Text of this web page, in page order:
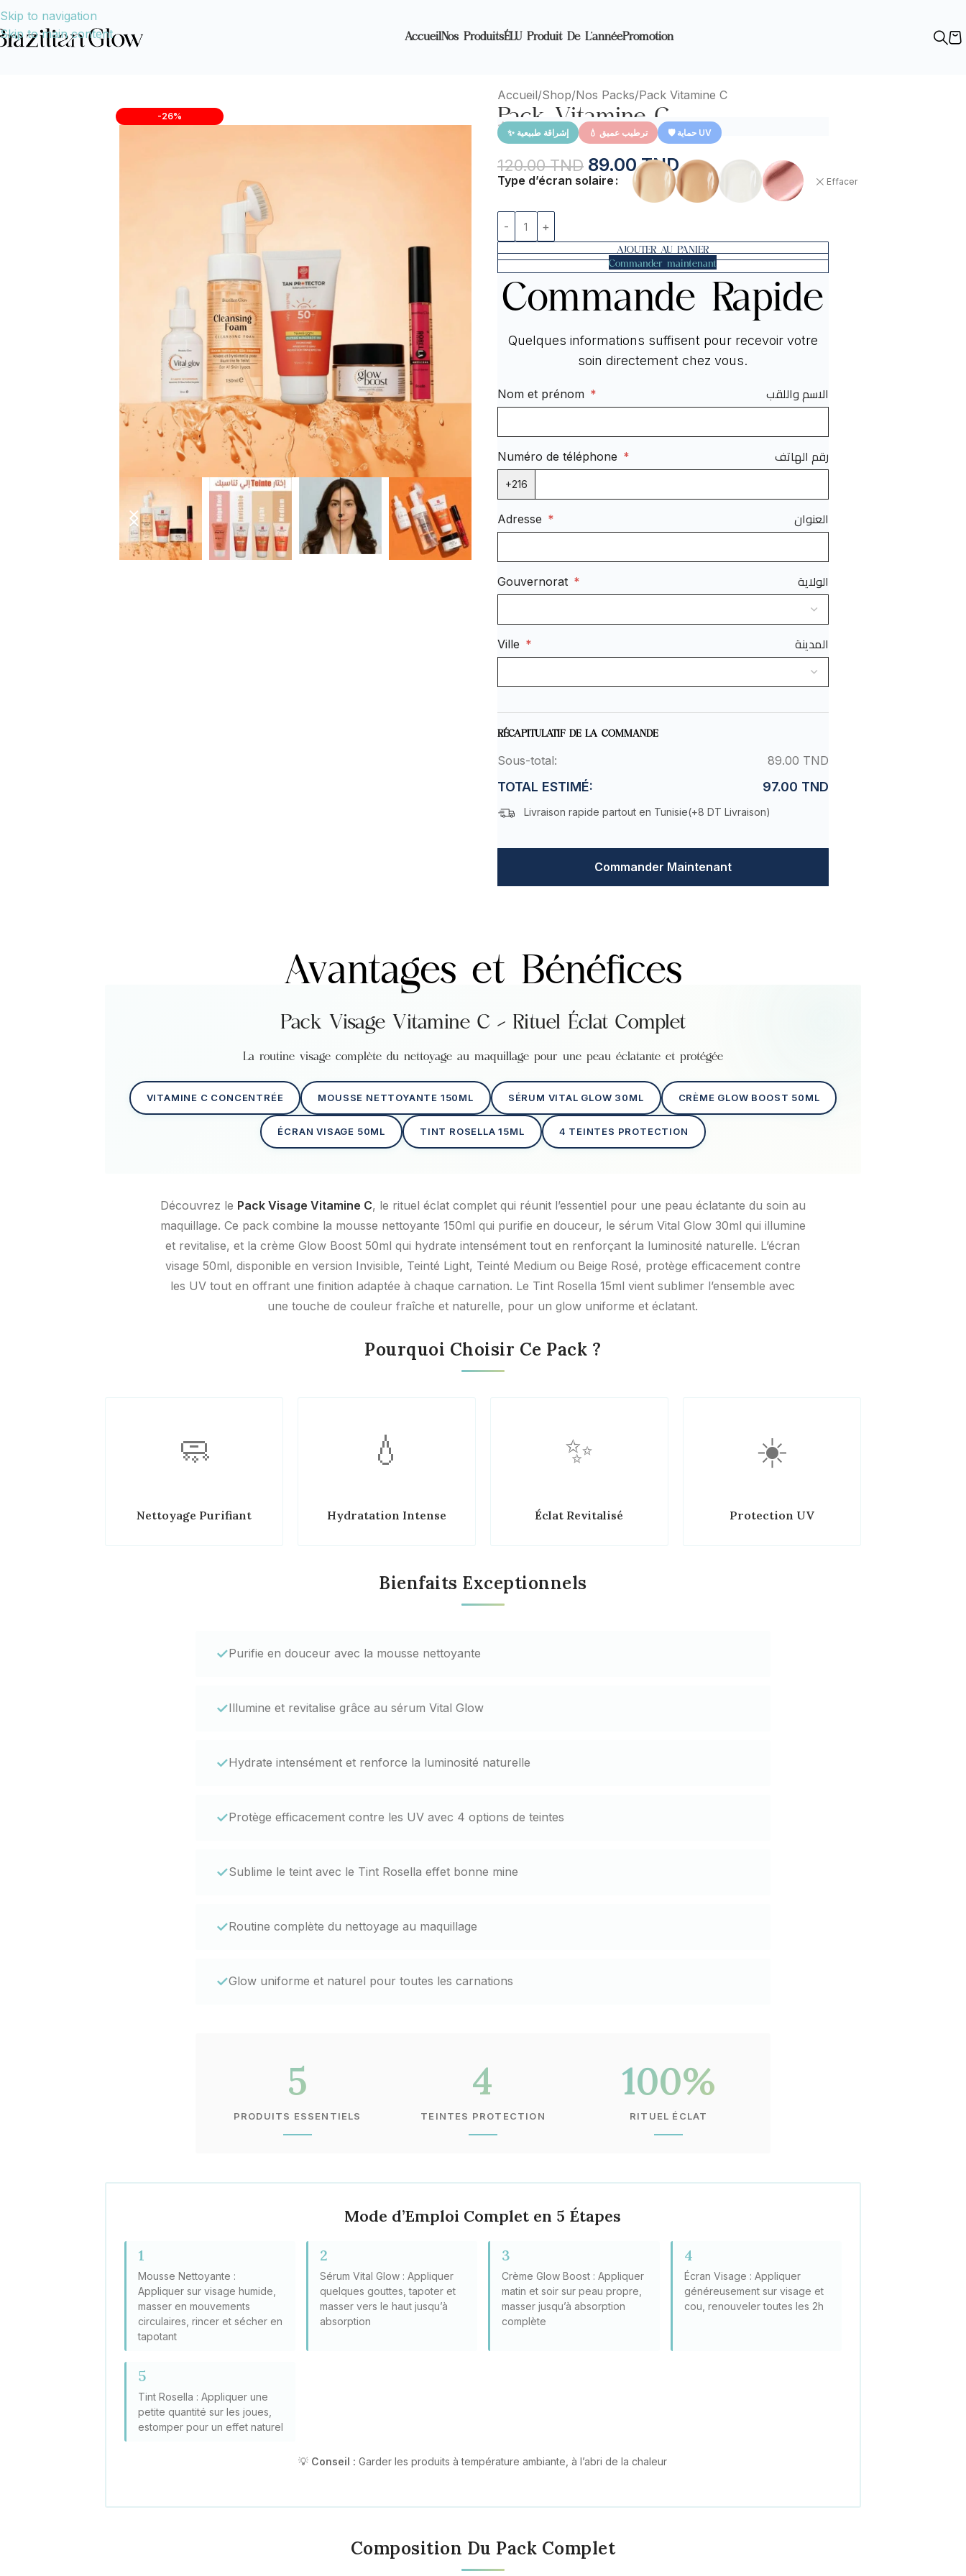
Skip to navigation
Skip to main content
AccueilNos ProduitsÉLU Produit De L’annéePromotion
-26%
Accueil Shop Nos Packs Pack Vitamine C
Pack Vitamine C
✨ إشراقة طبيعية 💧 ترطيب عميق 🛡️ حماية UV
120.00TND 89.00TND
Type d’écran solaire Effacer
AJOUTER AU PANIER
Commander maintenant
Commande Rapide
Quelques informations suffisent pour recevoir votre
soin directement chez vous.
Nom et prénom * الاسم واللقب
Numéro de téléphone * رقم الهاتف
+216
Adresse * العنوان
Gouvernorat * الولاية
Ville * المدينة
RÉCAPITULATIF DE LA COMMANDE
Sous-total: 89.00 TND
TOTAL ESTIMÉ: 97.00 TND
Livraison rapide partout en Tunisie(+8 DT Livraison)
Commander Maintenant
Avantages et Bénéfices
Pack Visage Vitamine C – Rituel Éclat Complet
La routine visage complète du nettoyage au maquillage pour une peau éclatante et protégée
VITAMINE C CONCENTRÉE MOUSSE NETTOYANTE 150ML SÉRUM VITAL GLOW 30ML CRÈME GLOW BOOST 50ML
ÉCRAN VISAGE 50ML TINT ROSELLA 15ML 4 TEINTES PROTECTION
Découvrez le Pack Visage Vitamine C, le rituel éclat complet qui réunit l’essentiel pour une peau éclatante du soin au
maquillage. Ce pack combine la mousse nettoyante 150ml qui purifie en douceur, le sérum Vital Glow 30ml qui illumine
et revitalise, et la crème Glow Boost 50ml qui hydrate intensément tout en renforçant la luminosité naturelle. L’écran
visage 50ml, disponible en version Invisible, Teinté Light, Teinté Medium ou Beige Rosé, protège efficacement contre
les UV tout en offrant une finition adaptée à chaque carnation. Le Tint Rosella 15ml vient sublimer l’ensemble avec
une touche de couleur fraîche et naturelle, pour un glow uniforme et éclatant.
Pourquoi Choisir Ce Pack ?
🧼
Nettoyage Purifiant
💧
Hydratation Intense
✨
Éclat Revitalisé
☀️
Protection UV
Bienfaits Exceptionnels
✓Purifie en douceur avec la mousse nettoyante
✓Illumine et revitalise grâce au sérum Vital Glow
✓Hydrate intensément et renforce la luminosité naturelle
✓Protège efficacement contre les UV avec 4 options de teintes
✓Sublime le teint avec le Tint Rosella effet bonne mine
✓Routine complète du nettoyage au maquillage
✓Glow uniforme et naturel pour toutes les carnations
5
PRODUITS ESSENTIELS
4
TEINTES PROTECTION
100%
RITUEL ÉCLAT
Mode d’Emploi Complet en 5 Étapes
1
Mousse Nettoyante :
Appliquer sur visage humide,
masser en mouvements
circulaires, rincer et sécher en
tapotant
2
Sérum Vital Glow : Appliquer
quelques gouttes, tapoter et
masser vers le haut jusqu’à
absorption
3
Crème Glow Boost : Appliquer
matin et soir sur peau propre,
masser jusqu’à absorption
complète
4
Écran Visage : Appliquer
généreusement sur visage et
cou, renouveler toutes les 2h
5
Tint Rosella : Appliquer une
petite quantité sur les joues,
estomper pour un effet naturel
💡 Conseil : Garder les produits à température ambiante, à l’abri de la chaleur
Composition Du Pack Complet